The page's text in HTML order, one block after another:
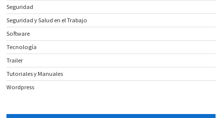
Seguridad
Seguridad y Salud en el Trabajo
Software
Tecnología
Trailer
Tutoriales y Manuales
Wordpress